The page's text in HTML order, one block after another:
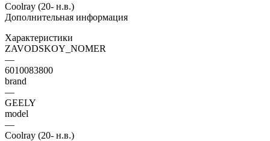
Coolray (20- н.в.)
Дополнительная информация
Характеристики
ZAVODSKOY_NOMER
—
6010083800
brand
—
GEELY
model
—
Coolray (20- н.в.)